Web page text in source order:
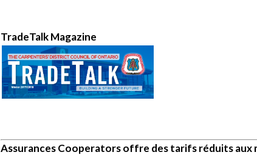
TradeTalk Magazine
Assurances Cooperators offre des tarifs réduits aux